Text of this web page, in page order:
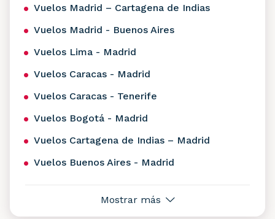
Vuelos Madrid – Cartagena de Indias
Vuelos Madrid - Buenos Aires
Vuelos Lima - Madrid
Vuelos Caracas - Madrid
Vuelos Caracas - Tenerife
Vuelos Bogotá - Madrid
Vuelos Cartagena de Indias – Madrid
Vuelos Buenos Aires - Madrid
Mostrar más